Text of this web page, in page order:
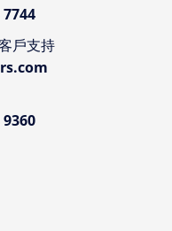
7744
戶支持
9360